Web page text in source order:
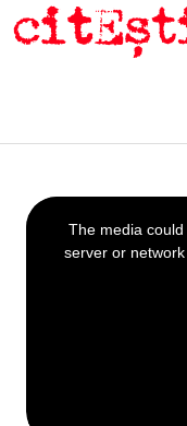
This
is
a
The media
server or